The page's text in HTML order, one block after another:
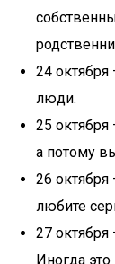
24
люди.
25
а потому
26
любите
27
Иногда это